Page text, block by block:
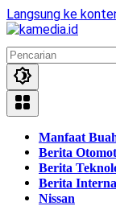
Langsung ke
Manfaat
Berita
Berita
Berita
Nissan